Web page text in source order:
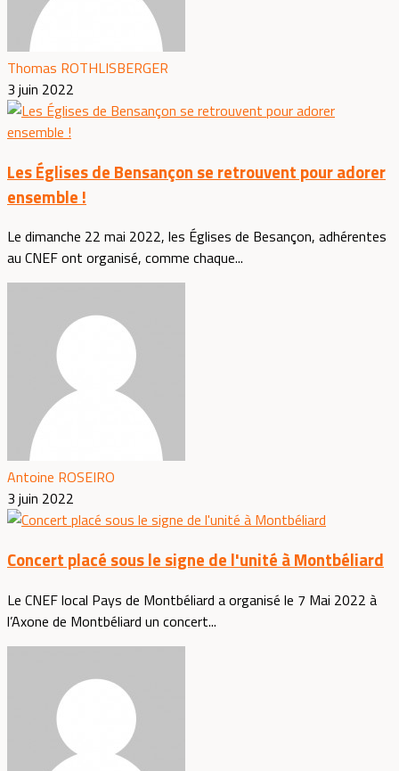
Thomas ROTHLISBERGER
3 juin 2022
Les Églises de Bensançon se retrouvent pour adorer
ensemble !
Le dimanche 22 mai 2022, les Églises de Besançon, adhérentes
au CNEF ont organisé, comme chaque...
Antoine ROSEIRO
3 juin 2022
Concert placé sous le signe de l'unité à Montbéliard
Le CNEF local Pays de Montbéliard a organisé le 7 Mai 2022 à
l’Axone de Montbéliard un concert...